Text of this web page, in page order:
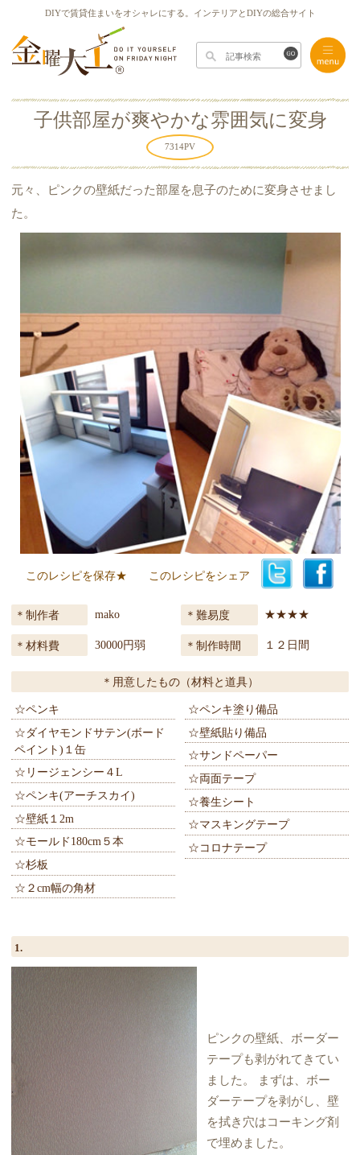
DIYで賃貸住まいをオシャレにする。インテリアとDIYの総合サイト
子供部屋が爽やかな雰囲気に変身
7314PV
元々、ピンクの壁紙だった部屋を息子のために変身させまし
た。
このレシピを保存★ このレシピをシェア
制作者 mako 難易度 ★★★★
材料費 30000円弱 制作時間 １２日間
用意したもの（材料と道具）
☆ペンキ
☆ダイヤモンドサテン(ボード
ペイント)１缶
☆リージェンシー４L
☆ペンキ(アーチスカイ)
☆壁紙１2m
☆モールド180cm５本
☆杉板
☆２cm幅の角材
☆ペンキ塗り備品
☆壁紙貼り備品
☆サンドペーパー
☆両面テープ
☆養生シート
☆マスキングテープ
☆コロナテープ
1.
ピンクの壁紙、ボーダー
テープも剥がれてきてい
ました。 まずは、ボー
ダーテープを剥がし、壁
を拭き穴はコーキング剤
で埋めました。